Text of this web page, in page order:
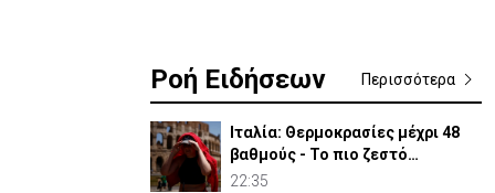
Ροή Ειδήσεων Περισσότερα
Ιταλία: Θερμοκρασίες μέχρι 48
βαθμούς - Το πιο ζεστό
καλοκαίρι των 100 χρόνων
22:35